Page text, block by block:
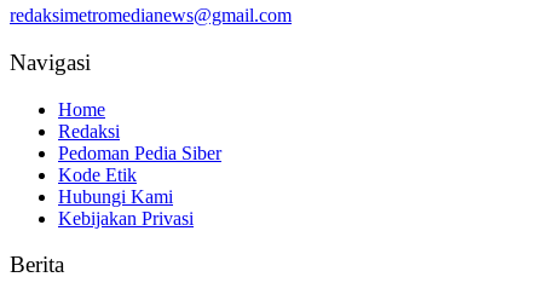
redaksimetromedianews@gmail.com
Navigasi
Home
Redaksi
Pedoman Pedia Siber
Kode Etik
Hubungi Kami
Kebijakan Privasi
Berita